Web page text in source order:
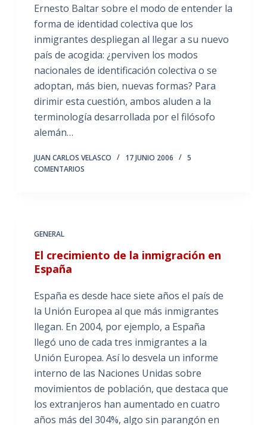
Ernesto Baltar sobre el modo de entender la
forma de identidad colectiva que los
inmigrantes despliegan al llegar a su nuevo
país de acogida: ¿perviven los modos
nacionales de identificación colectiva o se
adoptan, más bien, nuevas formas? Para
dirimir esta cuestión, ambos aluden a la
terminología desarrollada por el filósofo
alemán…
JUAN CARLOS VELASCO 17 JUNIO 2006
5
COMENTARIOS
GENERAL
El crecimiento de la inmigración en
España
España es desde hace siete años el país de
la Unión Europea al que más inmigrantes
llegan. En 2004, por ejemplo, a España
llegó uno de cada tres inmigrantes a la
Unión Europea. Así lo desvela un informe
interno de las Naciones Unidas sobre
movimientos de población, que destaca que
los extranjeros han aumentado en cuatro
años más del 304%, algo sin parangón en